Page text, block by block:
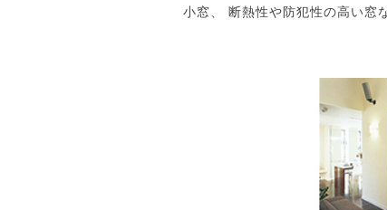
小窓、 断熱性や防犯性の高い窓